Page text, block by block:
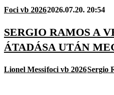
Foci vb 20262026.07.20. 20:54
SERGIO RAMOS A
ÁTADÁSA UTÁN
Lionel Messifoci vb 2026Sergio